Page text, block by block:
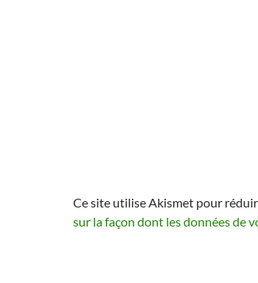
Ce site utilise Akismet pour
sur la façon dont les données de